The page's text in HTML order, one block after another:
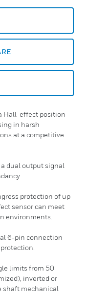
Hall-effect position
in harsh
at a competitive
dual output signal
protection of up
sensor can meet
environments.
6-pin connection
limits from 50
inverted or
shaft mechanical